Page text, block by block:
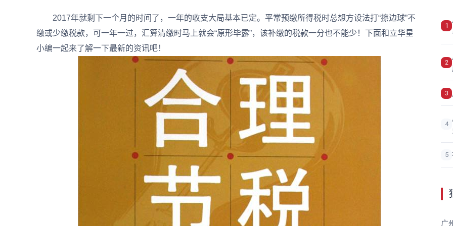
2017年就剩下一个月的时间了，一年的收支大局基本已定。平常预缴所得税时总想方设法打“擦边球”不
缴或少缴税款，可一年一过，汇算清缴时马上就会“原形毕露”，该补缴的税款一分也不能少！下面和立华星
小编一起来了解一下最新的资讯吧！
1
2
3
4
5
广